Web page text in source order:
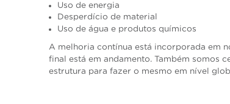
Uso de energia
Desperdício de material
Uso de água e produtos químicos
A melhoria contínua está incorporada em
final está em andamento. Também somos
estrutura para fazer o mesmo em nível